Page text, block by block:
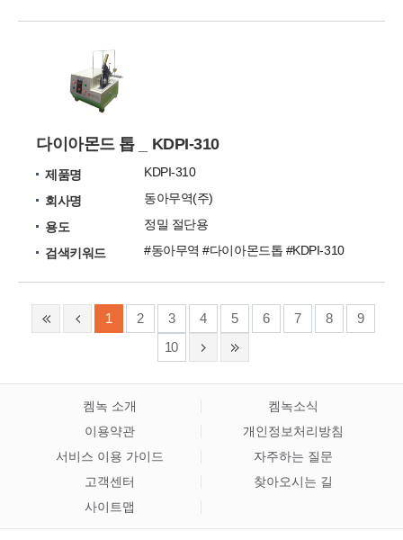
다이아몬드 톱 _ KDPI-310
제품명
KDPI-310
회사명
동아무역(주)
용도
정밀 절단용
검색키워드
#동아무역 #다이아몬드톱 #KDPI-310
1 2 3 4 5 6 7 8
9
10
켐녹 소개
켐녹소식
이용약관
개인정보처리방침
서비스 이용 가이드
자주하는 질문
고객센터
찾아오시는 길
사이트맵